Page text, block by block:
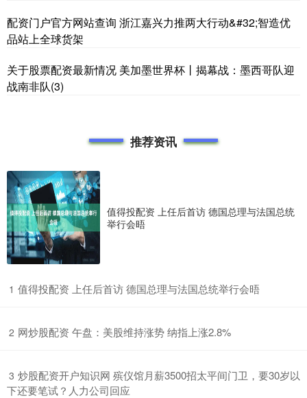
配资门户官方网站查询 浙江嘉兴力推两大行动&#32;智造优
品站上全球货架
关于股票配资最新情况 美加墨世界杯丨揭幕战：墨西哥队迎
战南非队(3)
推荐资讯
值得投配资 上任后首访 德国总理与法国总统
举行会晤
1 ​值得投配资 上任后首访 德国总理与法国总统举行会晤
2 ​网炒股配资 午盘：美股维持涨势 纳指上涨2.8%
3 ​炒股配资开户知识网 殡仪馆月薪3500招太平间门卫，要30岁以
下还要笔试？人力公司回应